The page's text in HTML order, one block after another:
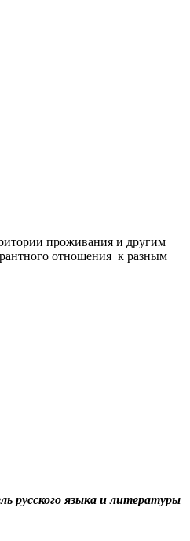
проживания и другим
отношения к разным
и литературы